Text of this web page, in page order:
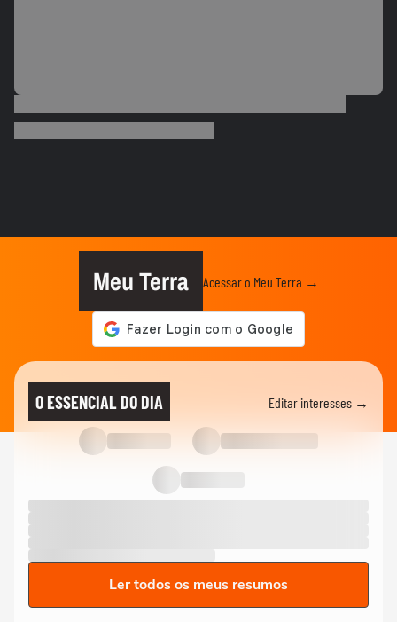
9
Meu Terra Acessar o Meu Terra →
O ESSENCIAL DO DIA Editar interesses →
Ler todos os meus resumos